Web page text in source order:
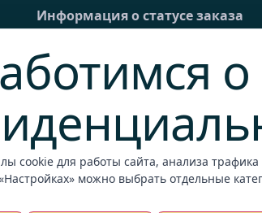
Информация о статусе заказа
Общие торговые условия
Юридическая информация
GDPR
Контакты
Подробный запрос
cookie для работы сайта, анализа
можно выбрать отдельные